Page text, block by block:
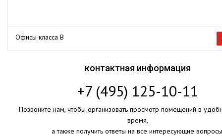
Офисы класса B
контактная информация
+7 (495) 125-10-11
Позвоните нам, чтобы организовать просмотр помещений в
время,
а также получить ответы на все интересующие